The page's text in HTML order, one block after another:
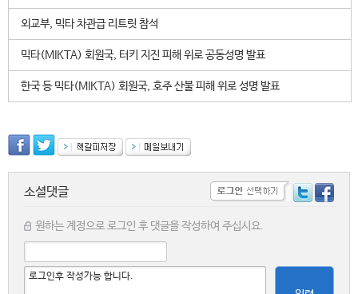
외교부, 믹타 차관급 리트릿 참석
믹타(MIKTA) 회원국, 터키 지진 피해 위로 공동성명 발표
한국 등 믹타(MIKTA) 회원국, 호주 산불 피해 위로 성명 발표
소셜댓글
원하는 계정으로 로그인 후 댓글을 작성하여 주십시요.